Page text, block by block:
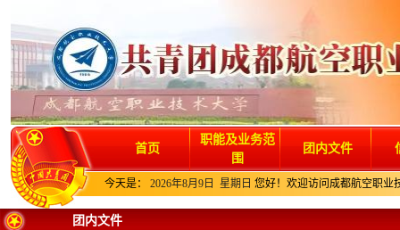
首页
职能及业务范
围
团内文件
今天是： 2026年8月9日 星期日 您好！欢迎访问成都航空职业
团内文件